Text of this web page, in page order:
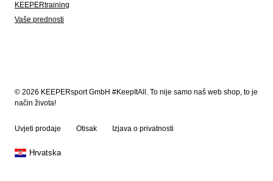
KEEPERtraining
Vaše prednosti
© 2026 KEEPERsport GmbH #KeepItAll. To nije samo naš web shop, to je
način života!
Uvjeti prodaje Otisak Izjava o privatnosti
Hrvatska